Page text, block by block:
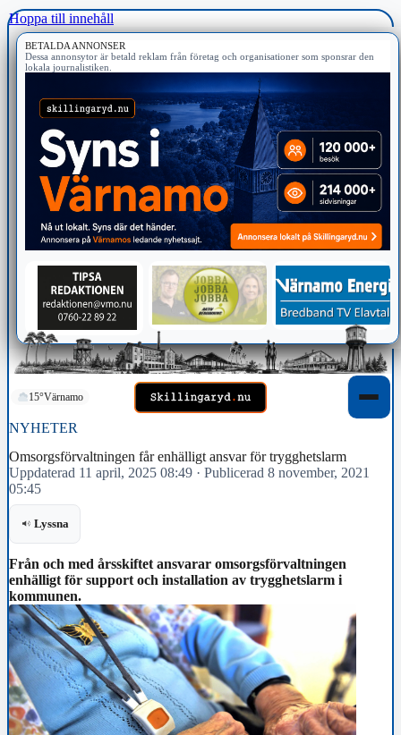
Hoppa till innehåll
BETALDA ANNONSER
Dessa annonsytor är betald reklam från företag och organisationer som sponsrar den
lokala journalistiken.
15°Värnamo
NYHETER
Omsorgsförvaltningen får enhälligt ansvar för trygghetslarm
Uppdaterad 11 april, 2025 08:49 · Publicerad 8 november, 2021
05:45
Lyssna
Från och med årsskiftet ansvarar omsorgsförvaltningen
enhälligt för support och installation av trygghetslarm i
kommunen.